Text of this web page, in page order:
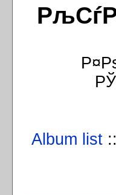
Album list ::